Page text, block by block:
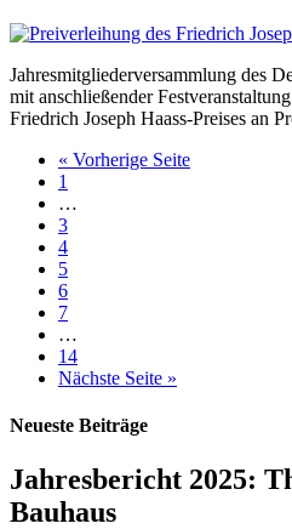
Jahresmitgliederversammlung des
mit anschließender
Friedrich Joseph Haass-Preises an
« Vorherige Seite
1
…
3
4
5
6
7
…
14
Nächste Seite »
Neueste Beiträge
Jahresbericht 2025:
Bauhaus